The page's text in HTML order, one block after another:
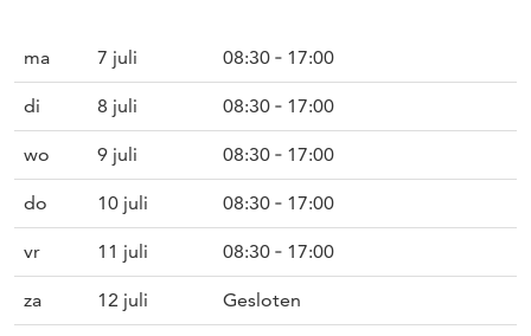
ma 7 juli 08:30 ‐ 17:00
di 8 juli 08:30 ‐ 17:00
wo 9 juli 08:30 ‐ 17:00
do 10 juli 08:30 ‐ 17:00
vr 11 juli 08:30 ‐ 17:00
za 12 juli Gesloten